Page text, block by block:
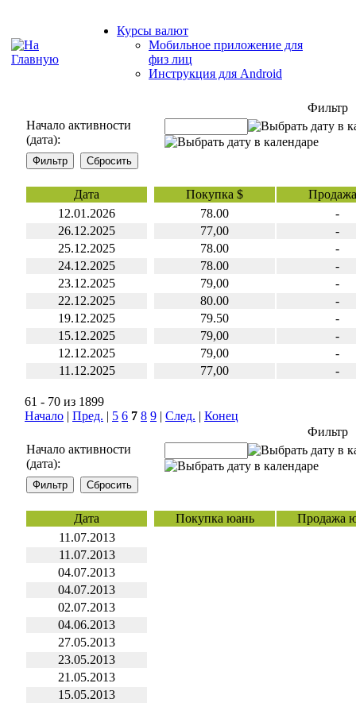
Курсы валют
Мобильное приложение для
физ лиц
Инструкция для Android
Фильтр
Начало активности
(дата):
Дата Покупка $
12.01.2026
78.00
-
26.12.2025
77,00
-
25.12.2025
78.00
-
24.12.2025
78.00
-
23.12.2025
79,00
-
22.12.2025
80.00
-
19.12.2025
79.50
-
15.12.2025
79,00
-
12.12.2025
79,00
-
11.12.2025
77,00 -
61 - 70 из 1899
Начало | Пред. | 5 6 7 8 9 | След. | Конец
Фильтр
Начало активности
(дата):
Дата Покупка юань
Продажа
11.07.2013
11.07.2013
04.07.2013
04.07.2013
02.07.2013
04.06.2013
27.05.2013
23.05.2013
21.05.2013
15.05.2013